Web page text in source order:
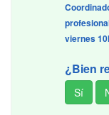
viernes
¿Bien